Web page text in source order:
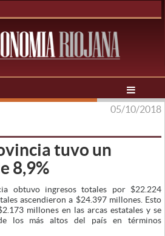
05/10/2018
tuvo un
8,9%
obtuvo ingresos totales por $22.224
ascendieron a $24.397 millones. Esto
millones en las arcas estatales y se
los más altos del país en términos